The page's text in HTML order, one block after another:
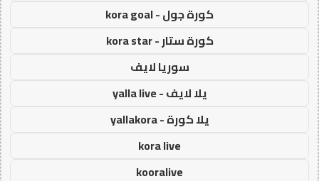
كورة جول - kora goal
كورة ستار - kora star
سوريا لايف
يلا لايف - yalla live
يلا كورة - yallakora
kora live
kooralive